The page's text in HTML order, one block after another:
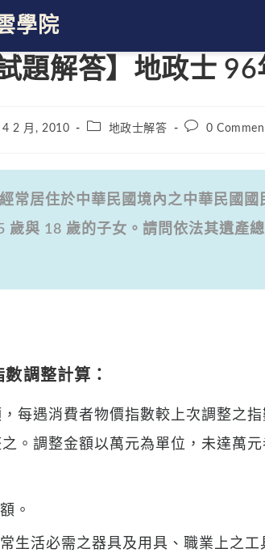
題解答】地政士
4 2 月, 2010
Post地政士解答
Post0
常居住於中華民國境內之中華民國
歲與 18 歲的子女。請問依法其遺產
調整計算：
，每遇消費者物價指數較上次調整之
。調整金額以萬元為單位，未達萬元
。
生活必需之器具及用具、職業上之工